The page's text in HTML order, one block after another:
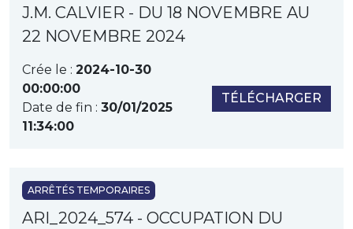
J.M. CALVIER - DU 18 NOVEMBRE AU
22 NOVEMBRE 2024
Crée le : 2024-10-30
00:00:00
Date de fin : 30/01/2025
11:34:00
TÉLÉCHARGER
ARRÊTÉS TEMPORAIRES
ARI_2024_574 - OCCUPATION DU